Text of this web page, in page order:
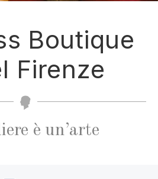
Boutique
Firenze
è un’arte